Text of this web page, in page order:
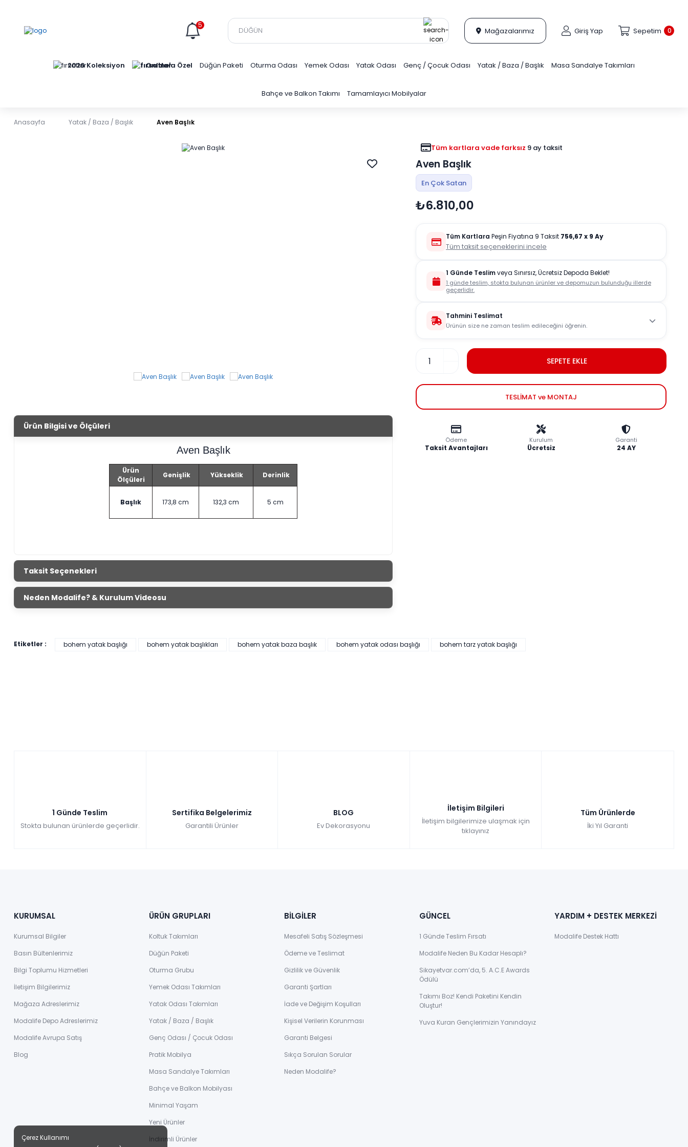
5
Mağazalarımız Giriş Yap 0
Sepetim
2026 Koleksiyon Online'a Özel Düğün Paketi Oturma Odası Yemek Odası Yatak Odası Genç / Çocuk Odası Yatak / Baza / Başlık Masa Sandalye Takımları
Bahçe ve Balkon Takımı Tamamlayıcı Mobilyalar
Anasayfa Yatak / Baza / Başlık Aven Başlık
Ürün Bilgisi ve Ölçüleri
Aven Başlık
Ürün
Ölçüleri
Genişlik Yükseklik Derinlik
Başlık 173,8 cm 132,3 cm 5 cm
Taksit Seçenekleri
Neden Modalife? & Kurulum Videosu
Tüm kartlara vade farksız 9 ay taksit
Aven Başlık
En Çok Satan
₺6.810,00
Tüm Kartlara Peşin Fiyatına 9 Taksit 756,67 x 9 Ay
Tüm taksit seçeneklerini incele
1 Günde Teslimveya Sınırsız, Ücretsiz Depoda Beklet!
1 günde teslim, stokta bulunan ürünler ve depomuzun bulunduğu illerde
geçerlidir.
Tahmini Teslimat
Ürünün size ne zaman teslim edileceğini öğrenin.
SEPETE EKLE
TESLİMAT ve MONTAJ
Ödeme
Taksit Avantajları
Kurulum
Ücretsiz
Garanti
24 AY
Etiketler : bohem yatak başlığı bohem yatak başlıkları bohem yatak baza başlık bohem yatak odası başlığı bohem tarz yatak başlığı
1 Günde Teslim
Stokta bulunan ürünlerde geçerlidir.
Sertifika Belgelerimiz
Garantili Ürünler
BLOG
Ev Dekorasyonu
İletişim Bilgileri
İletişim bilgilerimize ulaşmak için
tıklayınız
Tüm Ürünlerde
İki Yıl Garanti
KURUMSAL
Kurumsal Bilgiler
Basın Bültenlerimiz
Bilgi Toplumu Hizmetleri
İletişim Bilgilerimiz
Mağaza Adreslerimiz
Modalife Depo Adreslerimiz
Modalife Avrupa Satış
Blog
ÜRÜN GRUPLARI
Koltuk Takımları
Düğün Paketi
Oturma Grubu
Yemek Odası Takımları
Yatak Odası Takımları
Yatak / Baza / Başlık
Genç Odası / Çocuk Odası
Pratik Mobilya
Masa Sandalye Takımları
Bahçe ve Balkon Mobilyası
Minimal Yaşam
Yeni Ürünler
İndirimli Ürünler
BİLGİLER
Mesafeli Satış Sözleşmesi
Ödeme ve Teslimat
Gizlilik ve Güvenlik
Garanti Şartları
İade ve Değişim Koşulları
Kişisel Verilerin Korunması
Garanti Belgesi
Sıkça Sorulan Sorular
Neden Modalife?
GÜNCEL
1 Günde Teslim Fırsatı
Modalife Neden Bu Kadar Hesaplı?
Sikayetvar.com’da, 5. A.C.E Awards
Ödülü
Takımı Boz! Kendi Paketini Kendin
Oluştur!
Yuva Kuran Gençlerimizin Yanındayız
YARDIM + DESTEK MERKEZİ
Modalife Destek Hattı
Çerez Kullanımı